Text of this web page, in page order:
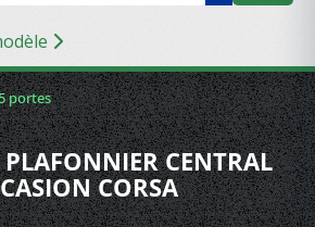
par modèle
portes
PLAFONNIER CENTRAL
CORSA